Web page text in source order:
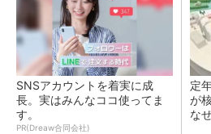
SNSアカウントを着実に成
長。実はみんなココ使ってま
す。
PR(Dreaw合同会社)
定
が
な